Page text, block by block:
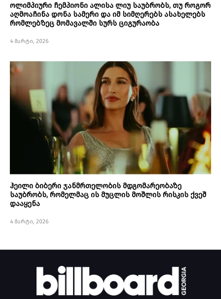
ოლიმპიური ჩემპიონი ალისა ლიუ საუბრობს, თუ როგორ
აღმოაჩინა დონა სამერი და იმ სიმღერებს ასახელებს
რომლებზეც მომავალში სურს ციგურაობა
4 მარტი, 2026
ჰეილი ბიბერი ჯანმრთელობის მდგომარეობაზე
საუბრობს, რომელმაც ის მუცლის მოშლის რისკის ქვეშ
დააყენა
4 მარტი, 2026